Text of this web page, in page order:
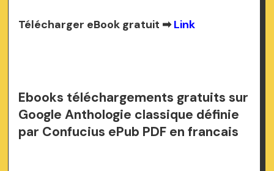
Télécharger eBook gratuit ➡Link
Ebooks téléchargements gratuits sur
Google Anthologie classique définie
par Confucius ePub PDF en francais